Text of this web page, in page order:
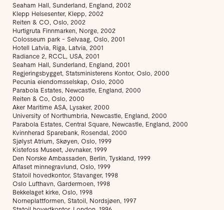
Seaham Hall, Sunderland, England, 2002
Klepp Helsesenter, Klepp, 2002
Reiten & CO, Oslo, 2002
Hurtigruta Finnmarken, Norge, 2002
Colosseum park - Selvaag, Oslo, 2001
Hotell Latvia, Riga, Latvia, 2001
Radiance 2, RCCL, USA, 2001
Seaham Hall, Sunderland, England, 2001
Regjeringsbygget, Statsministerens Kontor, Oslo, 2000
Pecunia eiendomsselskap, Oslo, 2000
Parabola Estates, Newcastle, England, 2000
Reiten & Co, Oslo, 2000
Aker Maritime ASA, Lysaker, 2000
University of Northumbria, Newcastle, England, 2000
Parabola Estates, Central Square, Newcastle, England, 2000
Kvinnherad Sparebank, Rosendal, 2000
Sjølyst Atrium, Skøyen, Oslo, 1999
Kistefoss Museet, Jevnaker, 1999
Den Norske Ambassaden, Berlin, Tyskland, 1999
Alfaset minnegravlund, Oslo, 1999
Statoil hovedkontor, Stavanger, 1998
Oslo Lufthavn, Gardermoen, 1998
Bekkelaget kirke, Oslo, 1998
Norneplattformen, Statoil, Nordsjøen, 1997